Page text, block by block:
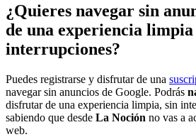
¿Quieres navegar sin
de una experiencia limpia
interrupciones?
Puedes registrarse y disfrutar de una
navegar sin anuncios de Google. Podrás
disfrutar de una experiencia limpia, sin
sabiendo que desde La Noción no vas a
web.